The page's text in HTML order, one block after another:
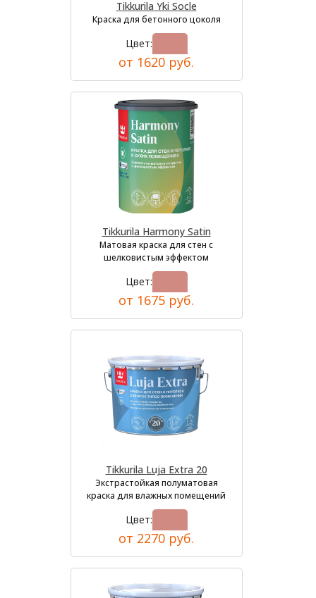
Tikkurila Yki Socle
Краска для бетонного цоколя
Цвет:
от 1620 руб.
Tikkurila Harmony Satin
Матовая краска для стен с
шелковистым эффектом
Цвет:
от 1675 руб.
Tikkurila Luja Extra 20
Экстрастойкая полуматовая
краска для влажных помещений
Цвет:
от 2270 руб.